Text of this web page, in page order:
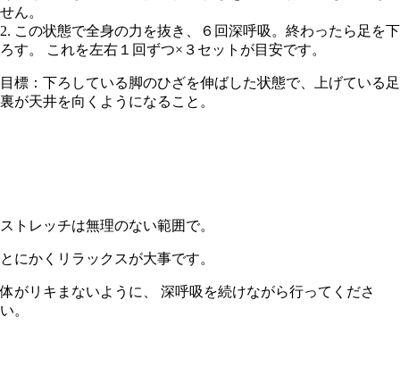
せん。
2. この状態で全身の力を抜き、６回深呼吸。終わったら足を下
ろす。 これを左右１回ずつ×３セットが目安です。
目標：下ろしている脚のひざを伸ばした状態で、上げている足
裏が天井を向くようになること。
ストレッチは無理のない範囲で。
とにかくリラックスが大事です。
体がリキまないように、 深呼吸を続けながら行ってくださ
い。